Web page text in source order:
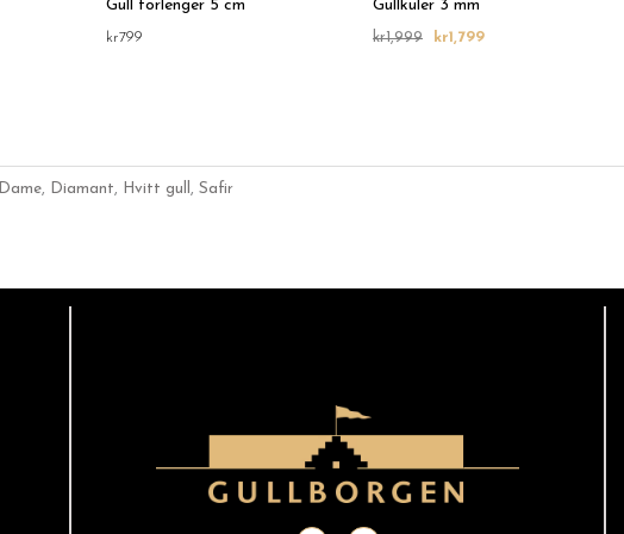
Gull forlenger 5 cm
kr799
Gullkuler 3 mm
kr1,999 kr1,799
Dame, Diamant, Hvitt gull , Safir